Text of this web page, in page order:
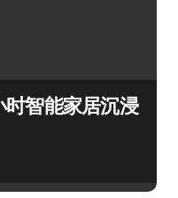
智能家居沉浸